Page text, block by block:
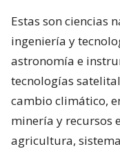
Estas son ciencias
ingeniería y
astronomía e
tecnologías
cambio climático,
minería y recursos
agricultura,